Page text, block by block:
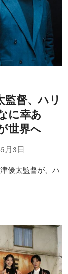
監督、ハリ
に幸あ
世界へ
月3日
優太監督が、ハ